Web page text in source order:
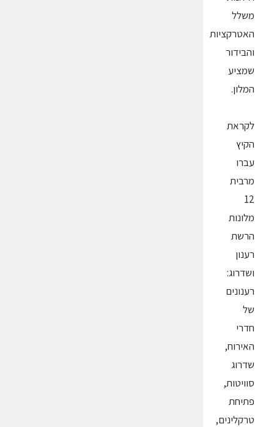
משלל
האטרקציות
והבידור
שמציע
המלון.
לקראת
הקיץ
עברו
מרבית
12
מלונות
הרשת
רענון
ושדרוג:
רענונים
של
חדרי
האירוח,
שדרוג
סוויטות,
פתיחת
טרקלינים,